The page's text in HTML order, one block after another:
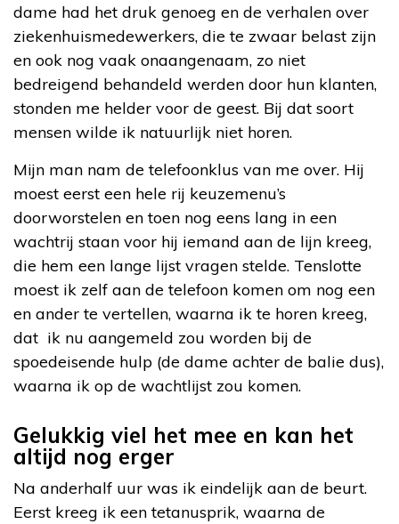
dame had het druk genoeg en de verhalen over
ziekenhuismedewerkers, die te zwaar belast zijn
en ook nog vaak onaangenaam, zo niet
bedreigend behandeld werden door hun klanten,
stonden me helder voor de geest. Bij dat soort
mensen wilde ik natuurlijk niet horen.
Mijn man nam de telefoonklus van me over. Hij
moest eerst een hele rij keuzemenu’s
doorworstelen en toen nog eens lang in een
wachtrij staan voor hij iemand aan de lijn kreeg,
die hem een lange lijst vragen stelde. Tenslotte
moest ik zelf aan de telefoon komen om nog een
en ander te vertellen, waarna ik te horen kreeg,
dat ik nu aangemeld zou worden bij de
spoedeisende hulp (de dame achter de balie dus),
waarna ik op de wachtlijst zou komen.
Gelukkig viel het mee en kan het
altijd nog erger
Na anderhalf uur was ik eindelijk aan de beurt.
Eerst kreeg ik een tetanusprik, waarna de